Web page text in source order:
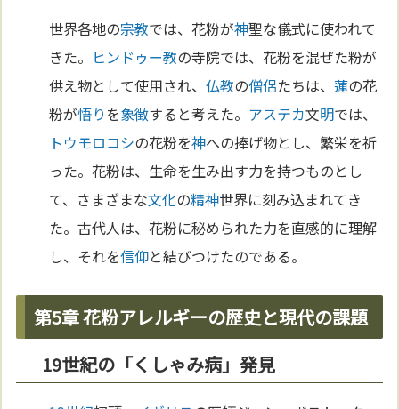
世界各地の宗教では、花粉が神聖な儀式に使われて
きた。 ヒンドゥー教の寺院では、花粉を混ぜた粉が
供え物として使用され、仏教の僧侶たちは、蓮の花
粉が悟りを象徴すると考えた。 アステカ文明では、
トウモロコシの花粉を神への捧げ物とし、繁栄を祈
った。花粉は、生命を生み出す力を持つものとし
て、さまざまな文化の精神世界に刻み込まれてき
た。古代人は、花粉に秘められた力を直感的に理解
し、それを信仰と結びつけたのである。
第5章 花粉アレルギーの歴史と現代の課題
19世紀の「くしゃみ病」発見